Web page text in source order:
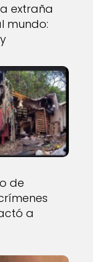
extraña
mundo:
de
a